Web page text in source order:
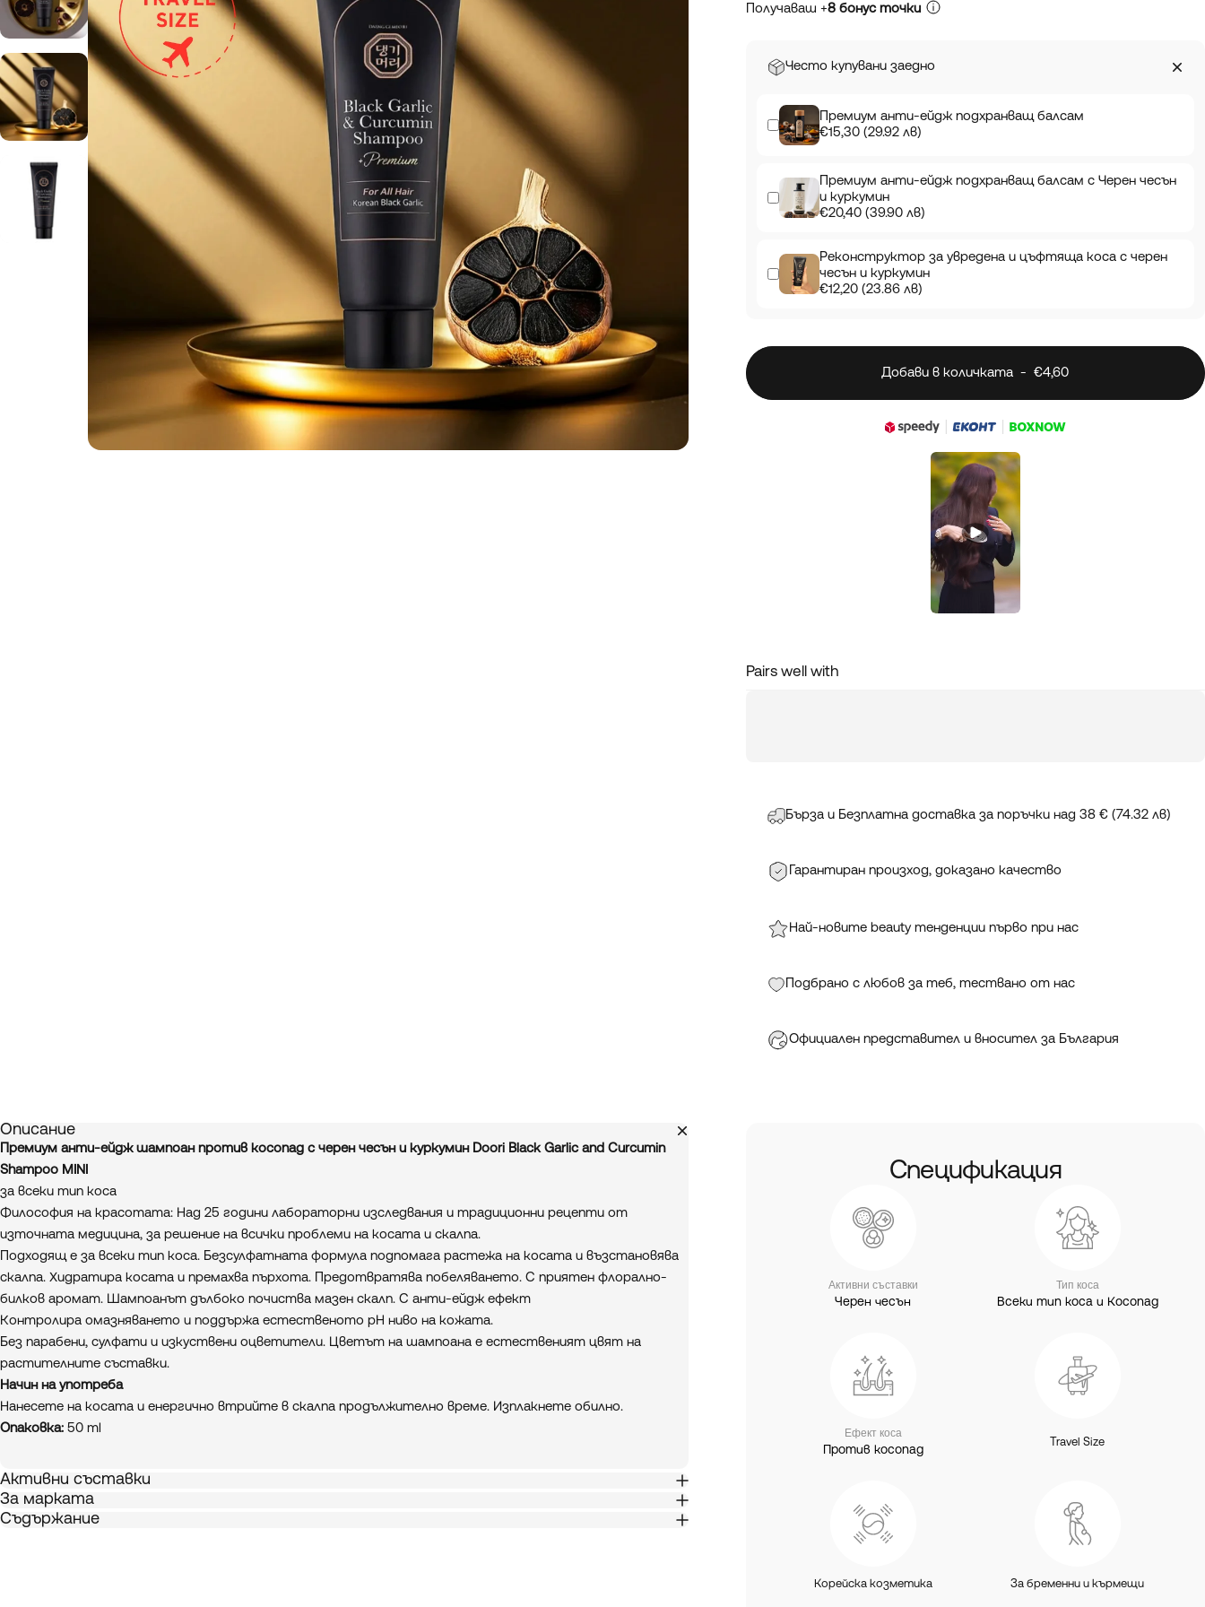
Получаваш +8 бонус точки
Често купувани заедно
Премиум анти-ейдж подхранващ балсам
€15,30 (29.92 лв)
Премиум анти-ейдж подхранващ балсам с Черен чесън
и куркумин
€20,40 (39.90 лв)
Реконструктор за увредена и цъфтяща коса с черен
чесън и куркумин
€12,20 (23.86 лв)
Добави в количката -€4,60
Pairs well with
Бърза и Безплатна доставка за поръчки над 38 € (74.32 лв)
Гарантиран произход, доказано качество
Най-новите beauty тенденции първо при нас
Подбрано с любов за теб, тествано от нас
Официален представител и вносител за България
Описание
Премиум анти-ейдж шампоан против косопад с черен чесън и куркумин Doori Black Garlic and Curcumin
Shampoo MINI
за всеки тип коса
Философия на красотата: Над 25 години лабораторни изследвания и традиционни рецепти от
източната медицина, за решение на всички проблеми на косата и скалпа.
Подходящ е за всеки тип коса. Безсулфатната формула подпомага растежа на косата и възстановява
скалпа. Хидратира косата и премахва пърхота. Предотвратява побеляването. С приятен флорално-
билков аромат. Шампоанът дълбоко почиства мазен скалп. С анти-ейдж ефект
Контролира омазняването и поддържа естественото pH ниво на кожата.
Без парабени, сулфати и изкуствени оцветители. Цветът на шампоана е естественият цвят на
растителните съставки.
Начин на употреба
Нанесете на косата и енергично втрийте в скалпа продължително време. Изплакнете обилно.
Опаковка: 50 ml
Активни съставки
За марката
Съдържание
Спецификация
Активни съставки
Черен чесън
Тип коса
Всеки тип коса и Косопад
Ефект коса
Против косопад
Travel Size
Корейска козметика За бременни и кърмещи